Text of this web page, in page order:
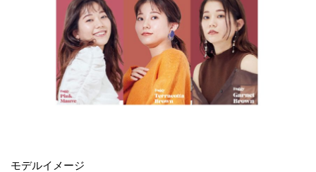
モデルイメージ